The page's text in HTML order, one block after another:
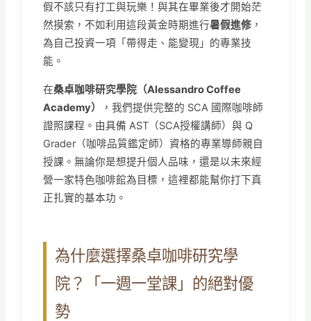
假不該只有打工與玩樂！與其在畢業後才開始茫
然摸索，不如利用這段黃金時期進行暑假進修，
為自己投資一項「帶得走、能變現」的專業技
能。
在桑卓咖啡研究學院（Alessandro Coffee
Academy）
，我們提供完整的 SCA 國際咖啡師
證照課程。由具備 AST（SCA授權講師）與 Q
Grader（咖啡品質鑑定師）資格的專業導師親自
授課。無論你是想提升個人品味，還是以未來經
營一家特色咖啡館為目標，這裡都能幫你打下真
正扎實的基本功。
為什麼選擇桑卓咖啡研究學
院？「一週一堂課」的絕對優
勢